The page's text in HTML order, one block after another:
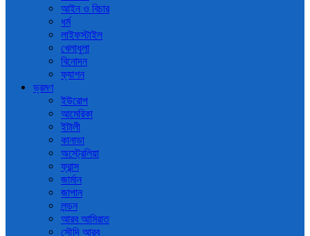
আইন ও বিচার
ধর্ম
লাইফস্টাইল
খেলাধুলা
বিনোদন
ফ্যাশন
ভ্রমণ
ইউরোপ
আমেরিকা
ইটালী
কানাডা
অস্ট্রেলিয়া
ফ্রান্স
জার্মান
জাপান
লন্ডন
আরব আমিরাত
সৌদি আরব